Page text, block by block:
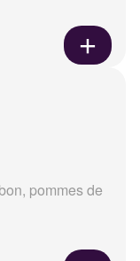
pommes de